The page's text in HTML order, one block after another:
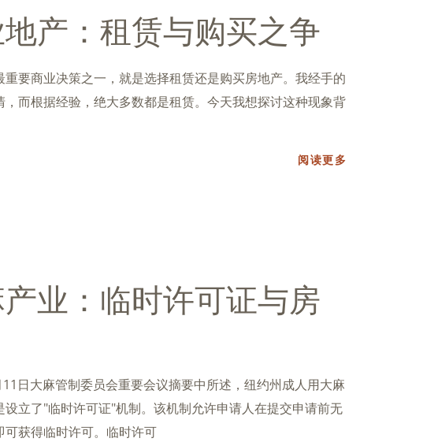
产：租赁与购买之争
重要商业决策之一，就是选择租赁还是购买房地产。我经手的
，而根据经验，绝大多数都是租赁。今天我想探讨这种现象背
阅读更多
业：临时许可证与房
日大麻管制委员会重要会议摘要中所述，纽约州成人用大麻
立了"临时许可证"机制。该机制允许申请人在提交申请前无
可获得临时许可。临时许可